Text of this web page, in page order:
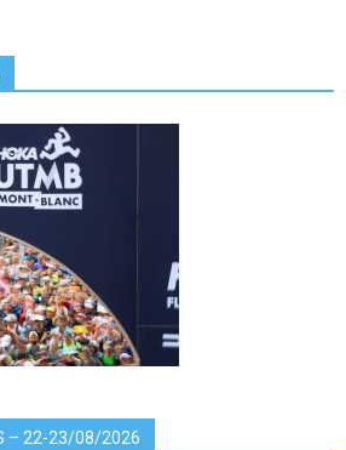
– 22-23/08/2026